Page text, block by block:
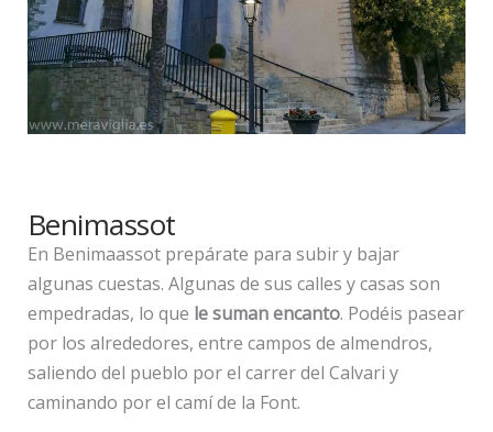
Benimassot
En Benimaassot prepárate para subir y bajar
algunas cuestas. Algunas de sus calles y casas son
empedradas, lo que le suman encanto. Podéis pasear
por los alrededores, entre campos de almendros,
saliendo del pueblo por el carrer del Calvari y
caminando por el camí de la Font.